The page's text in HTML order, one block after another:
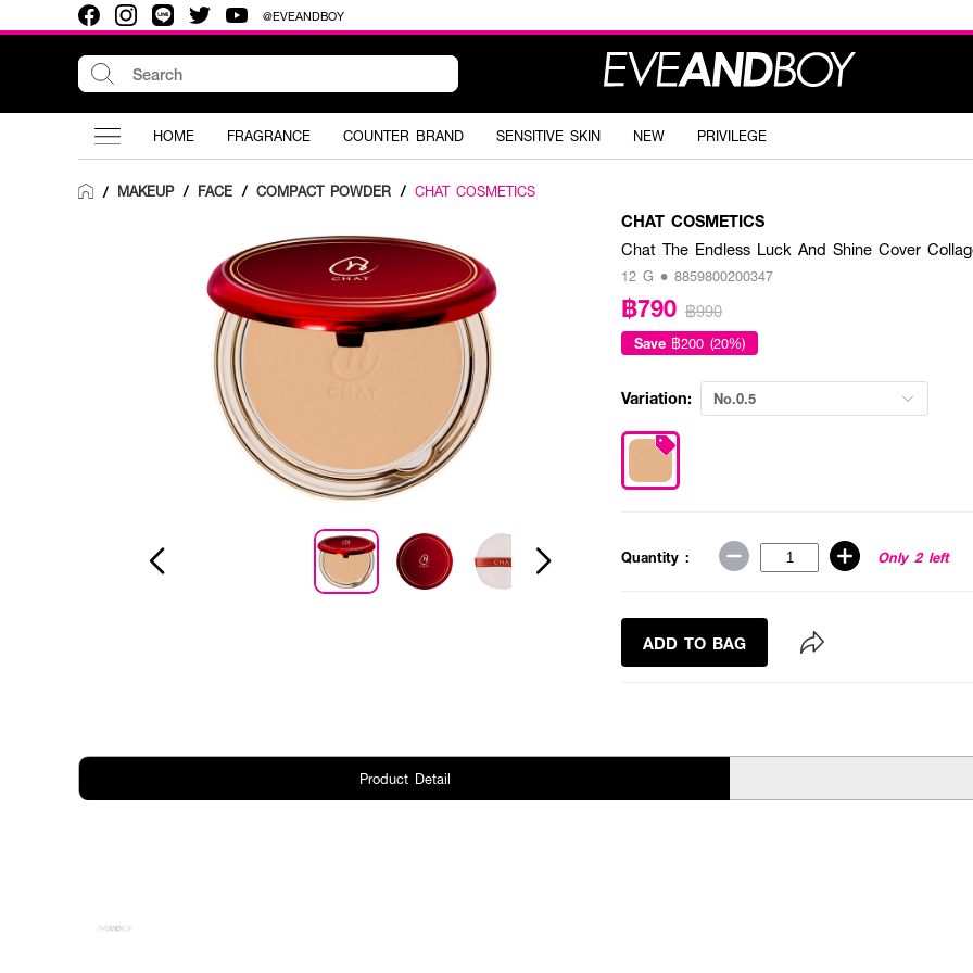
@EVEANDBOY
HOME FRAGRANCE COUNTER BRAND SENSITIVE SKIN NEW PRIVILEGE
/ MAKEUP / FACE / COMPACT POWDER / CHAT COSMETICS
CHAT COSMETICS
Chat The Endless Luck And Shine Cover
12 G • 8859800200347
฿790 ฿990
Save ฿200 (20%)
Variation: No.0.5
Quantity : Only 2 left
ADD TO BAG
Product Detail